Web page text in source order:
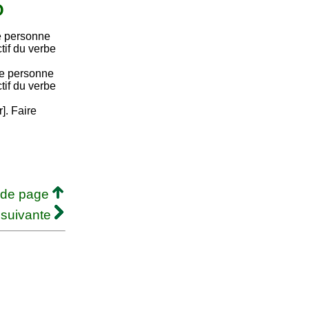
personne
du verbe
personne
du verbe
Faire
page